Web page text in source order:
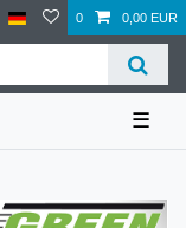
0 0,00 EUR
☰